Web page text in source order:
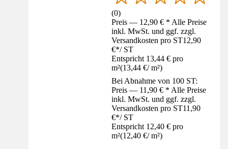
(0)
Preis — 12,90 € * Alle Preise
inkl. MwSt. und ggf. zzgl.
Versandkosten pro ST12,90
€*/ ST
Entspricht 13,44 € pro
m²(13,44 €/ m²)
Bei Abnahme von 100 ST:
Preis — 11,90 € * Alle Preise
inkl. MwSt. und ggf. zzgl.
Versandkosten pro ST11,90
€*/ ST
Entspricht 12,40 € pro
m²(12,40 €/ m²)